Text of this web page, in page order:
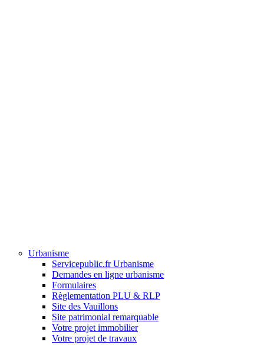
Urbanisme
Servicepublic.fr Urbanisme
Demandes en ligne urbanisme
Formulaires
Règlementation PLU & RLP
Site des Vauillons
Site patrimonial remarquable
Votre projet immobilier
Votre projet de travaux